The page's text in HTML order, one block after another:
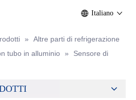
Italiano
»
Altre parti di refrigerazione
tubo in alluminio »
Sensore di